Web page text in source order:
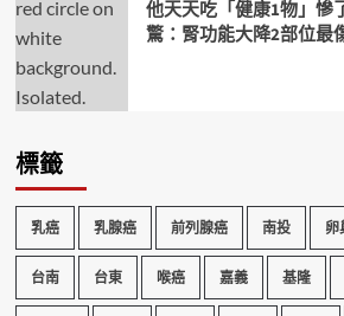
他天天吃「健康1物」慘
驚：腎功能大降2部位最
標籤
乳癌 乳腺癌 前列腺癌 南投 卵
台南 台東 喉癌 嘉義 基隆